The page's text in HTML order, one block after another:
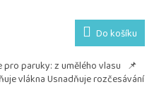
Do košíku
pro paruky: z umělého vlasu 📌
vlákna Usnadňuje rozčesávání